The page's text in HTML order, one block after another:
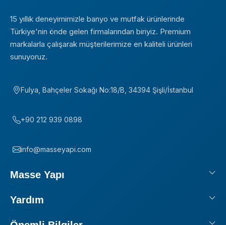
15 yıllık deneyimimizle banyo ve mutfak ürünlerinde
Türkiye'nin önde gelen firmalarından biriyiz. Premium
markalarla çalışarak müşterilerimize en kaliteli ürünleri
sunuyoruz.
Fulya, Bahçeler Sokağı No:18/B, 34394 Şişli/İstanbul
+90 212 939 0898
info@masseyapi.com
Masse Yapı
Yardım